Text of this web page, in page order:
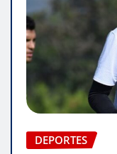
DEPORTES